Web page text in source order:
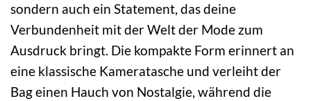
sondern auch ein Statement, das deine
Verbundenheit mit der Welt der Mode zum
Ausdruck bringt. Die kompakte Form erinnert an
eine klassische Kameratasche und verleiht der
Bag einen Hauch von Nostalgie, während die